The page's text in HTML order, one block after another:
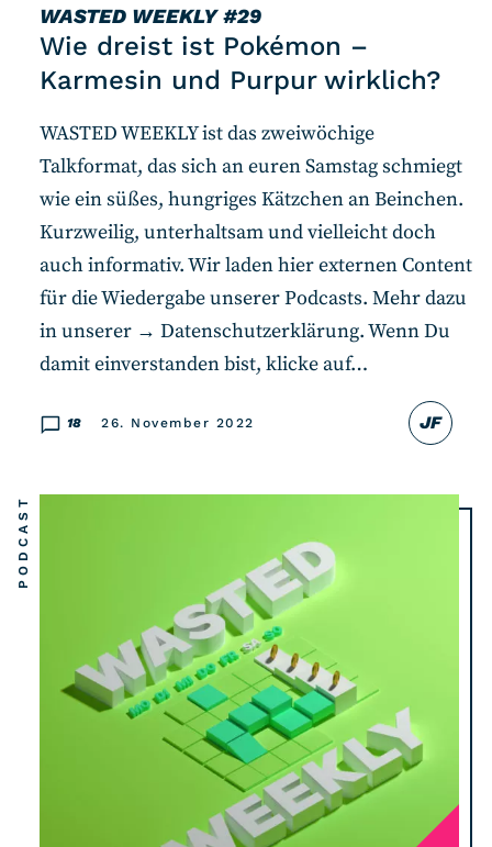
WASTED WEEKLY#29
Wie dreist ist Pokémon –
Karmesin und Purpur wirklich?
JF
18 26. November 2022
WASTED WEEKLY ist das zweiwöchige
Talkformat, das sich an euren Samstag schmiegt
wie ein süßes, hungriges Kätzchen an Beinchen.
Kurzweilig, unterhaltsam und vielleicht doch
auch informativ. Wir laden hier externen Content
für die Wiedergabe unserer Podcasts. Mehr dazu
in unserer → Datenschutzerklärung. Wenn Du
damit einverstanden bist, klicke auf…
PODCAST